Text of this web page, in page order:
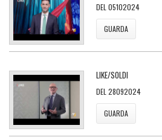
DEL 05102024
GUARDA
LIKE/SOLDI
DEL 28092024
GUARDA